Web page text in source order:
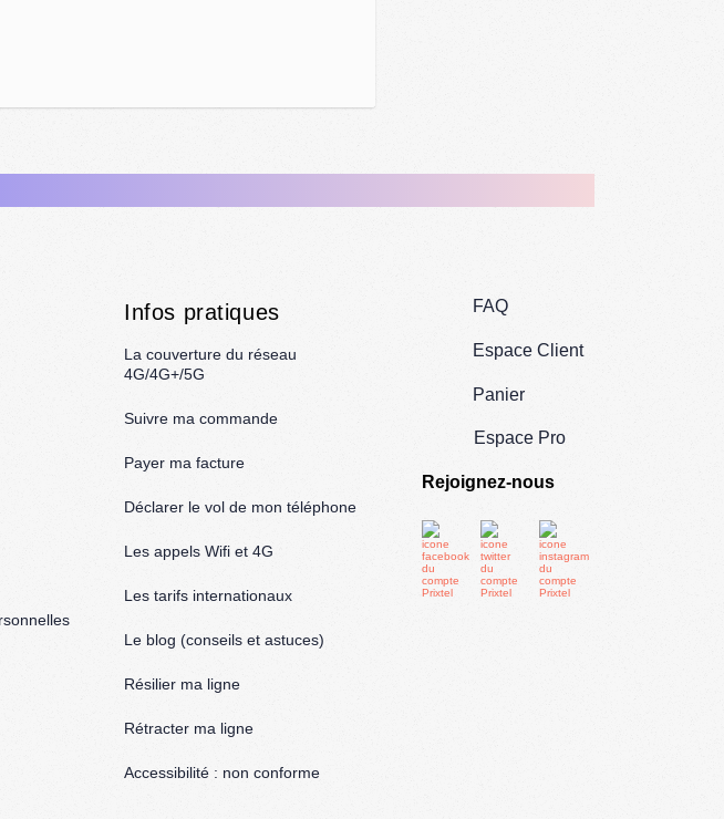
Infos pratiques
La couverture du réseau
4G/4G+/5G
Suivre ma commande
Payer ma facture
Déclarer le vol de mon téléphone
Les appels Wifi et 4G
Les tarifs internationaux
Le blog (conseils et astuces)
Résilier ma ligne
Rétracter ma ligne
Accessibilité : non conforme
FAQ
Espace Client
Panier
Espace Pro
Rejoignez-nous